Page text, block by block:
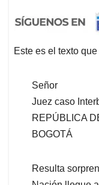
Este es el texto
Señor
Juez caso
REPÚBLICA
BOGOTÁ
Resulta